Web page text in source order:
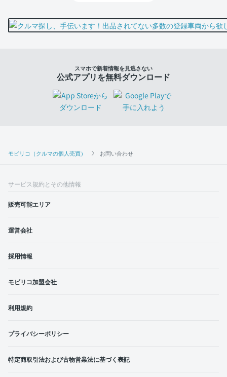
モビリコ（クルマの個人売買） お問い合わせ
スマホで新着情報を見逃さない
公式アプリを無料ダウンロード
サービス規約とその他情報
販売可能エリア
運営会社
採用情報
モビリコ加盟会社
利用規約
プライバシーポリシー
特定商取引法および古物営業法に基づく表記